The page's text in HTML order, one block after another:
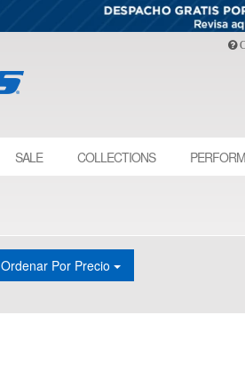
SALE COLLECTIONS
Ordenar Por Precio